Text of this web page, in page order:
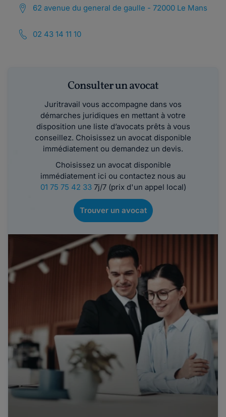
62 avenue du general de gaulle - 72000 Le Mans
02 43 14 11 10
Consulter un avocat
Juritravail vous accompagne dans vos
démarches juridiques en mettant à votre
disposition une liste d’avocats prêts à vous
conseillez. Choisissez un avocat disponible
immédiatement ou demandez un devis.
Choisissez un avocat disponible
immédiatement ici ou contactez nous au
01 75 75 42 337j/7 (prix d'un appel local)
Trouver un avocat